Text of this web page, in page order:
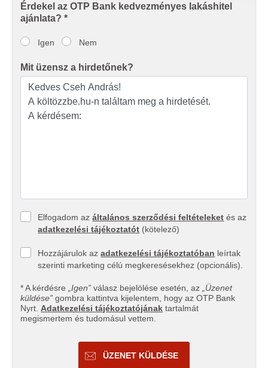
adatait, akik kombinálhatják az adatokat más olyan
adatokkal, amelyeket Ön adott meg számukra vagy az
Ön által használt más szolgáltatásokból gyűjtöttek.
Érdekel az OTP Bank kedvezményes lakáshitel
ajánlata? *
Igen Nem
Mit üzensz a hirdetőnek?
Elfogadom azáltalános szerződési feltételeket és az
adatkezelési tájékoztatót (kötelező)
Hozzájárulok azadatkezelési tájékoztatóban leírtak
szerinti marketing célú megkeresésekhez (opcionális).
* A kérdésre „Igen” válasz bejelölése esetén, az
„Üzenet
küldése” gombra kattintva kijelentem, hogy az OTP Bank
Nyrt. Adatkezelési tájékoztatójának tartalmát
megismertem és tudomásul vettem.
ÜZENET KÜLDÉSE